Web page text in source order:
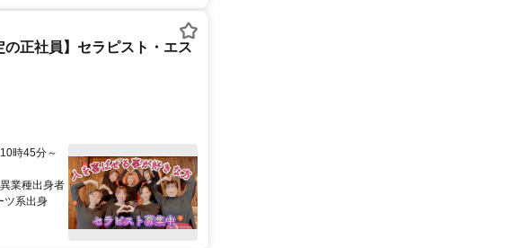
の正社員】セラピスト・エス
時45分～
業種出身者
ツ系出身